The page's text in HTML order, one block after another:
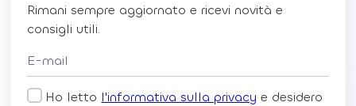
Rimani sempre aggiornato e ricevi novità e
consigli utili.
Ho letto l'informativa sulla privacy e desidero